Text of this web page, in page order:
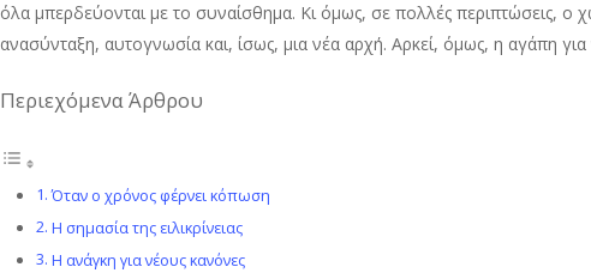
όλα μπερδεύονται με το συναίσθημα. Κι όμως, σε πολλές περιπτώσεις, ο
ανασύνταξη, αυτογνωσία και, ίσως, μια νέα αρχή. Αρκεί, όμως, η αγάπη
Περιεχόμενα Άρθρου
Όταν ο χρόνος φέρνει κόπωση
Η σημασία της ειλικρίνειας
Η ανάγκη για νέους κανόνες